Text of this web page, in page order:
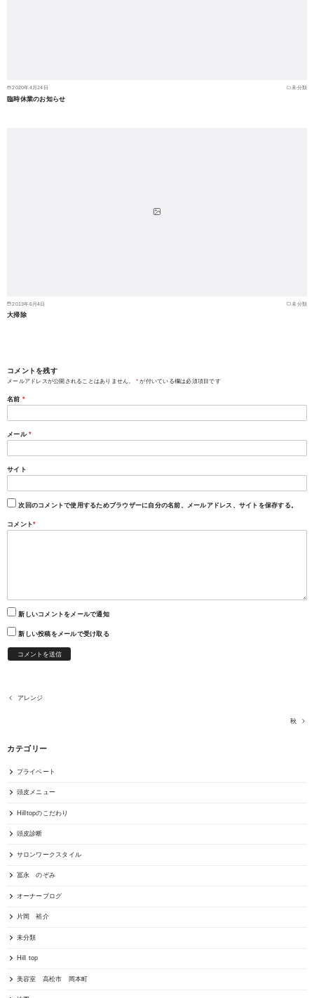
2020年4月24日 未分類
臨時休業のお知らせ
2013年6月4日 未分類
大掃除
コメントを残す
メールアドレスが公開されることはありません。 * が付いている欄は必須項目です
名前 *
メール *
サイト
次回のコメントで使用するためブラウザーに自分の名前、メールアドレス、サイトを保存する。
コメント*
新しいコメントをメールで通知
新しい投稿をメールで受け取る
アレンジ
秋
カテゴリー
プライベート
頭皮メニュー
Hilltopのこだわり
頭皮診断
サロンワークスタイル
冨永 のぞみ
オーナーブログ
片岡 裕介
未分類
Hill top
美容室 高松市 岡本町